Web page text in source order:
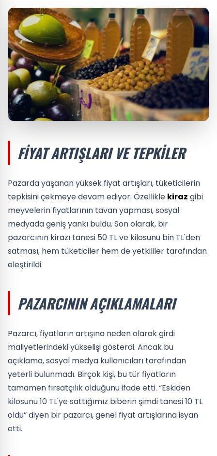
FIYAT ARTIŞLARI VE TEPKILER
Pazarda yaşanan yüksek fiyat artışları, tüketicilerin
tepkisini çekmeye devam ediyor. Özellikle kiraz gibi
meyvelerin fiyatlarının tavan yapması, sosyal
medyada geniş yankı buldu. Son olarak, bir
pazarcının kirazı tanesi 50 TL ve kilosunu bin TL'den
satması, hem tüketiciler hem de yetkililer tarafından
eleştirildi.
PAZARCININ AÇIKLAMALARI
Pazarcı, fiyatların artışına neden olarak girdi
maliyetlerindeki yükselişi gösterdi. Ancak bu
açıklama, sosyal medya kullanıcıları tarafından
yeterli bulunmadı. Birçok kişi, bu tür fiyatların
tamamen fırsatçılık olduğunu ifade etti. “Eskiden
kilosunu 10 TL'ye sattığımız biberin şimdi tanesi 10 TL
oldu” diyen bir pazarcı, genel fiyat artışlarına isyan
etti.